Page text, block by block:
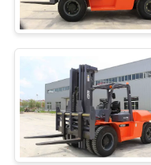
Forklift